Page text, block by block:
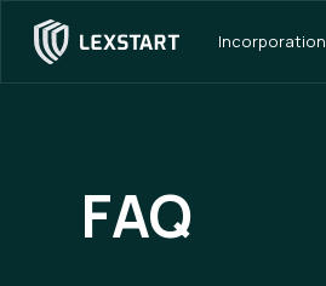
Incorporation
FAQ